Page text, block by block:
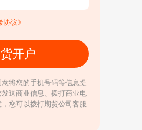
协议》
开户
将您的手机号码等信息提
送商业信息、拨打商业电
您可以拨打期货公司客服